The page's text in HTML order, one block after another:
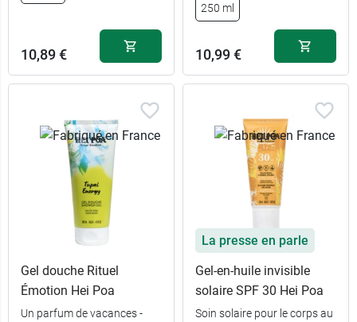
10,89 €
250 ml
10,99 €
Gel douche Rituel
Émotion Hei Poa
Un parfum de vacances -
La presse en parle
Gel-en-huile invisible
solaire SPF 30 Hei Poa
Soin solaire pour le corps au